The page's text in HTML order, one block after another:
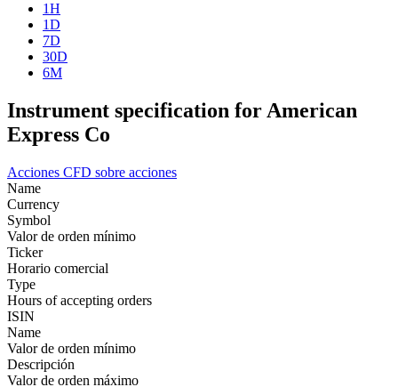
1H
1D
7D
30D
6M
Instrument specification for American
Express Co
Acciones CFD sobre acciones
Name
Currency
Symbol
Valor de orden mínimo
Ticker
Horario comercial
Type
Hours of accepting orders
ISIN
Name
Valor de orden mínimo
Descripción
Valor de orden máximo